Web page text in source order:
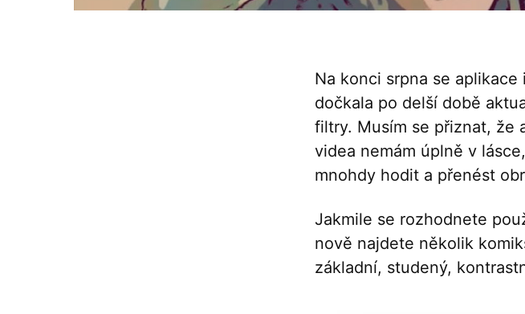
Na konci srpna se
dočkala po delší době
filtry. Musím se přiznat, že
videa nemám úplně v
mnohdy hodit a přenést
Jakmile se rozhodnete
nově najdete několik
základní, studený,